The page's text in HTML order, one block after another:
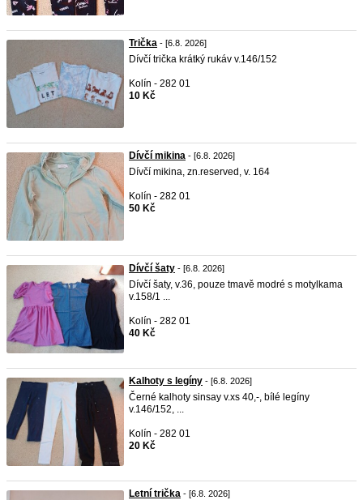
Trička - [6.8. 2026]
Dívčí trička krátký rukáv v.146/152
Kolín - 282 01
10 Kč
Dívčí mikina - [6.8. 2026]
Dívčí mikina, zn.reserved, v. 164
Kolín - 282 01
50 Kč
Dívčí šaty - [6.8. 2026]
Dívčí šaty, v.36, pouze tmavě modré s motylkama
v.158/1 ...
Kolín - 282 01
40 Kč
Kalhoty s legíny - [6.8. 2026]
Černé kalhoty sinsay v.xs 40,-, bílé legíny
v.146/152, ...
Kolín - 282 01
20 Kč
Letní trička - [6.8. 2026]